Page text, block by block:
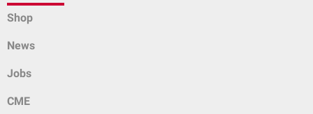
Shop
News
Jobs
CME